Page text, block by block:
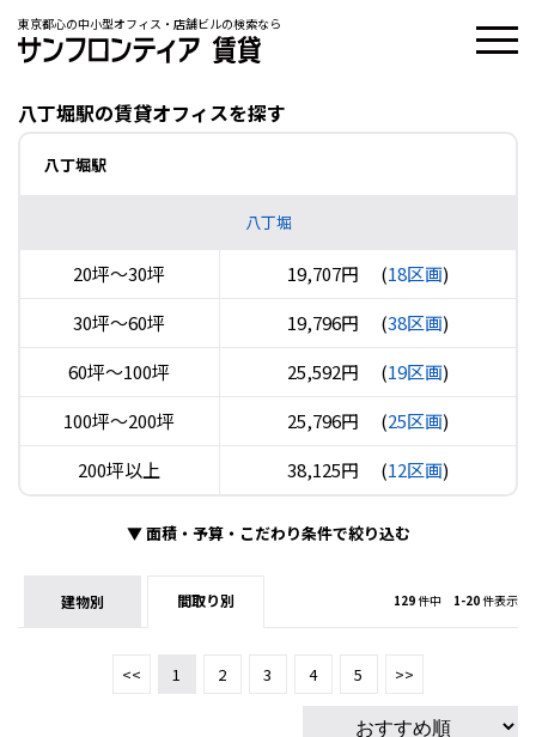
東京都心の中小型オフィス・店舗ビルの検索なら
八丁堀駅の賃貸オフィスを探す
八丁堀駅
八丁堀
20坪〜30坪 19,707円 (18区画)
30坪〜60坪
19,796円 (38区画)
60坪〜100坪
25,592円 (19区画)
100坪〜200坪
25,796円 (25区画)
200坪以上
38,125円 (12区画)
▼面積・予算・こだわり条件で絞り込む
建物別 間取り別 129件中 1-20件表示
<< 1 2 3 4 5 >>